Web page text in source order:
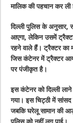
मालिक की पहचान कर
दिल्ली पुलिस के अनुसार,
आएगा, लेकिन उसमें
रहने वाले हैं। ट्रैक्टर का
जिस कंटेनर में ट्रैक्टर
पर पंजीकृत है।
इस कंटेनर को दिल्ली लाने
गया। इस चिट्ठी में
जबकि घरेलू सामान की
पुलिस को नहीं लग पाई।